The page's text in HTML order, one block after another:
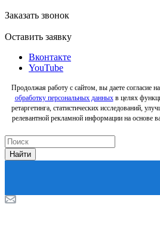
Заказать звонок
Оставить заявку
Вконтакте
YouTube
Продолжая работу с сайтом, вы даете согласие
обработку персональных данныхв целях
ретаргетинга, статистических исследований,
релевантной рекламной информации на основе
Найти